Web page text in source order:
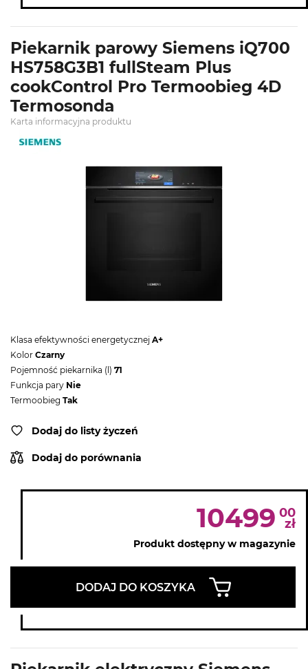
Piekarnik parowy Siemens iQ700
HS758G3B1 fullSteam Plus
cookControl Pro Termoobieg 4D
Termosonda
Karta informacyjna produktu
Klasa efektywności energetycznej A+
Kolor Czarny
Pojemność piekarnika (l) 71
Funkcja pary Nie
Termoobieg Tak
Dodaj do listy życzeń
Dodaj do porównania
10499 00
zł
Produkt dostępny w magazynie
DODAJ DO KOSZYKA